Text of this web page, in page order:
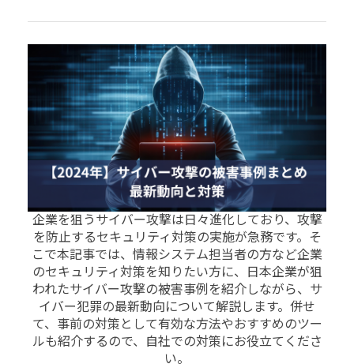
企業を狙うサイバー攻撃は日々進化しており、攻撃
を防止するセキュリティ対策の実施が急務です。そ
こで本記事では、情報システム担当者の方など企業
のセキュリティ対策を知りたい方に、日本企業が狙
われたサイバー攻撃の被害事例を紹介しながら、サ
イバー犯罪の最新動向について解説します。併せ
て、事前の対策として有効な方法やおすすめのツー
ルも紹介するので、自社での対策にお役立てくださ
い。